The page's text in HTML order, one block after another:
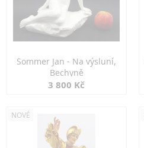
Sommer Jan - Na výsluní,
Bechyně
3 800 Kč
NOVÉ